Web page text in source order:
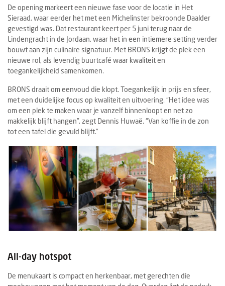
De opening markeert een nieuwe fase voor de locatie in Het
Sieraad, waar eerder het met een Michelinster bekroonde Daalder
gevestigd was. Dat restaurant keert per 5 juni terug naar de
Lindengracht in de Jordaan, waar het in een intiemere setting verder
bouwt aan zijn culinaire signatuur. Met BRONS krijgt de plek een
nieuwe rol, als levendig buurtcafé waar kwaliteit en
toegankelijkheid samenkomen.
BRONS draait om eenvoud die klopt. Toegankelijk in prijs en sfeer,
met een duidelijke focus op kwaliteit en uitvoering. “Het idee was
om een plek te maken waar je vanzelf binnenloopt en net zo
makkelijk blijft hangen”, zegt Dennis Huwaë. “Van koffie in de zon
tot een tafel die gevuld blijft.”
All-day hotspot
De menukaart is compact en herkenbaar, met gerechten die